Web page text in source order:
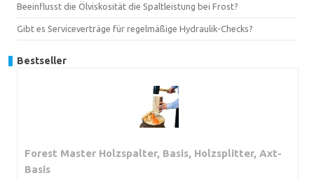
Beeinflusst die Ölviskosität die Spaltleistung bei Frost?
Gibt es Serviceverträge für regelmäßige Hydraulik-Checks?
Bestseller
Forest Master Holzspalter, Basis, Holzsplitter, Axt-
Basis